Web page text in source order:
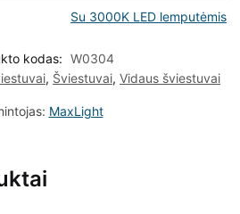
Su 3000K LED lemputėmis
kodas: W0304
, Šviestuvai, Vidaus šviestuvai
MaxLight